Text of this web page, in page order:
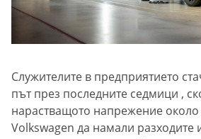
Служителите в предприятието
път през последните седмици ,
нарастващото напрежение около
Volkswagen да намали разходите